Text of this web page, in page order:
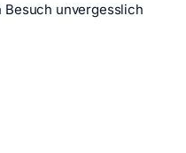
Besuch unvergesslich